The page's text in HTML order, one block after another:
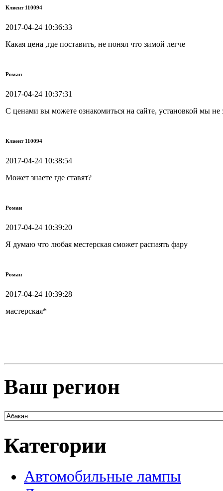
Клиент 110094
2017-04-24 10:36:33
Какая цена ,где поставить, не понял что зимой легче
Роман
2017-04-24 10:37:31
С ценами вы можете ознакомиться на сайте, установкой мы не
Клиент 110094
2017-04-24 10:38:54
Может знаете где ставят?
Роман
2017-04-24 10:39:20
Я думаю что любая местерская сможет распаять фару
Роман
2017-04-24 10:39:28
мастерская*
Ваш регион
Категории
Автомобильные лампы